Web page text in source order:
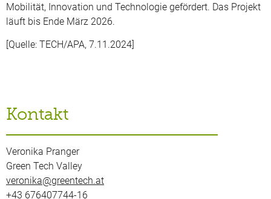
Mobilität, Innovation und Technologie gefördert. Das Projekt
läuft bis Ende März 2026.
[Quelle: TECH/APA, 7.11.2024]
Kontakt
Veronika Pranger
Green Tech Valley
veronika@greentech.at
+43 676407744-16